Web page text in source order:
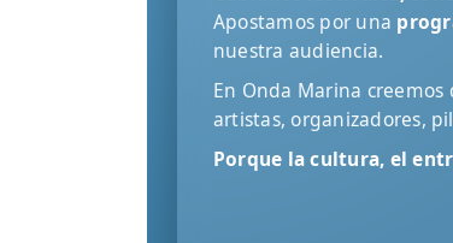
Apostamos por una
nuestra audiencia.
En Onda Marina creemos
artistas, organizadores,
Porque la cultura, el